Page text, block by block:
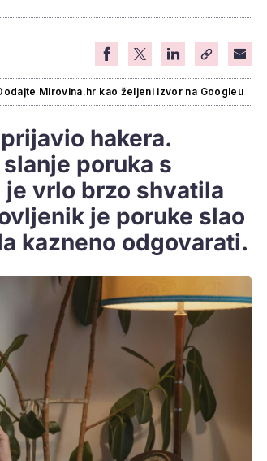
Mirovina.hr kao željeni izvor na Googleu
hakera.
poruka s
vrlo brzo shvatila
je poruke slao
kazneno odgovarati.